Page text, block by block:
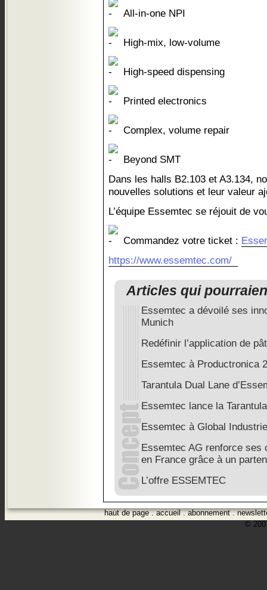
All-in-one NPI
High-mix, low-volume
High-speed dispensing
Printed electronics
Complex, volume repair
Beyond SMT
Dans les halls B2.103 et A3.134,
nouvelles solutions et leur valeur
L’équipe Essemtec se réjouit de
Commandez votre ticket :
https://www.essemtec.com/
Articles qui
Essemtec a dévoilé ses
Munich
Redéfinir l’application de
Essemtec à Productronica
Tarantula Dual Lane
Essemtec lance la
Essemtec à Global
Essemtec AG renforce ses
en France grâce à un
L’offre ESSEMTEC
haut de page.accueil.abonnement.
©